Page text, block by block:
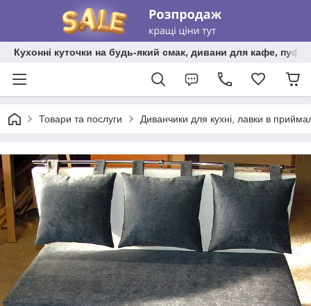
Кухонні куточки на будь-який смак, дивани для кафе,
Товари та послуги Диванчики для кухні, лавки в